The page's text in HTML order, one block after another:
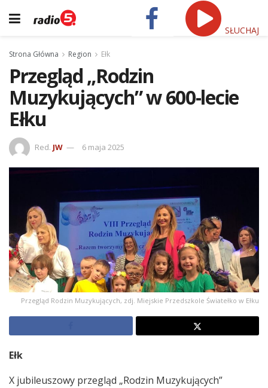
SŁUCHAJ
Strona Główna Region Ełk
Przegląd „Rodzin
Muzykujących” w 600-lecie
Ełku
Red. JW 6 maja 2025
Przegląd Rodzin Muzykujących, zdj. Miejskie Przedszkole Światełko w Ełku
Ełk
X jubileuszowy przegląd „Rodzin Muzykujących”